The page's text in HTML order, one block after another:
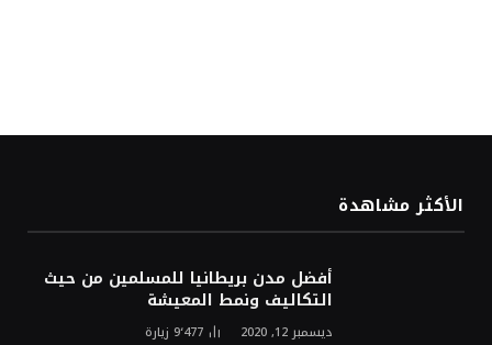
الأكثر مشاهدة
أفضل مدن بريطانيا للمسلمين من حيث
التكاليف ونمط المعيشة
ديسمبر 12, 2020 9٬477 زيارة